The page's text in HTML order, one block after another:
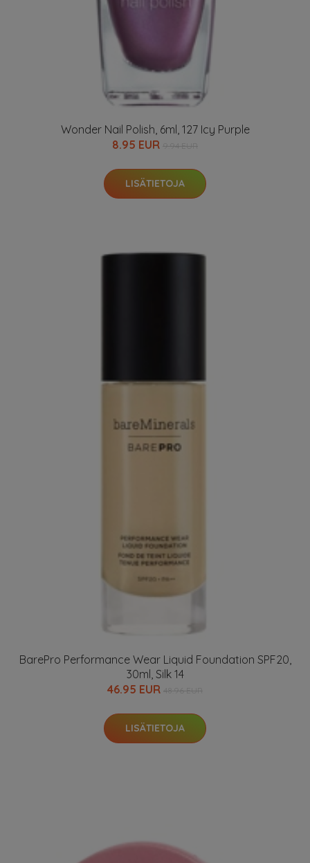
Wonder Nail Polish, 6ml, 127 Icy Purple
8.95 EUR
LISÄTIETOJA
BarePro Performance Wear Liquid Foundation SPF20,
30ml, Silk 14
46.95 EUR
LISÄTIETOJA